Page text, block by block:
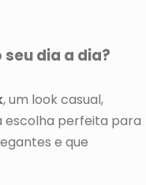
dia a dia?
, um look casual,
escolha perfeita para
e que